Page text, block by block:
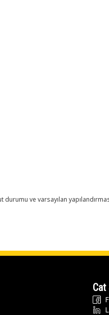
durumu ve varsayılan
Cat